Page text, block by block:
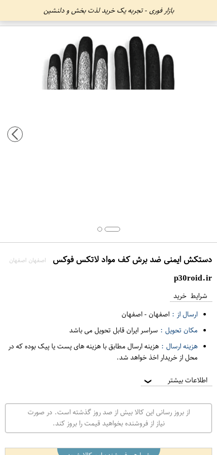
بازار فوری - تجربه یک خرید لذت بخش و دلنشین
دستکش ایمنی ضد برش کف مواد لاتکس فوکس اصفهان اصفهان
p30roid.ir
شرایط خرید
ارسال از : اصفهان-اصفهان
مکان تحویل : سراسر ایران قابل تحویل می باشد
هزینه ارسال : هزینه ارسال مطابق با هزینه های پست یا پیک بوده که در
محل از خریدار اخذ خواهد شد.
اطلاعات بیشتر ❯
از بروز رسانی این کالا بیش از صد روز گذشته است. در صورت
نیاز از فروشنده بخواهید قیمت را بروز کند.